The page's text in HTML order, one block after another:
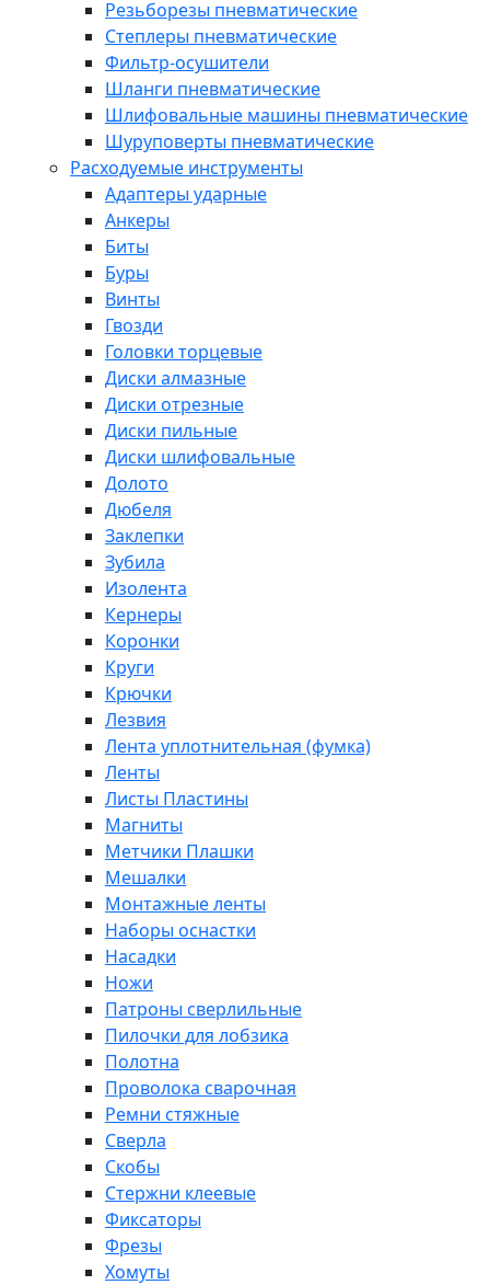
Резьборезы пневматические
Степлеры пневматические
Фильтр-осушители
Шланги пневматические
Шлифовальные машины пневматические
Шуруповерты пневматические
Расходуемые инструменты
Адаптеры ударные
Анкеры
Биты
Буры
Винты
Гвозди
Головки торцевые
Диски алмазные
Диски отрезные
Диски пильные
Диски шлифовальные
Долото
Дюбеля
Заклепки
Зубила
Изолента
Кернеры
Коронки
Круги
Крючки
Лезвия
Лента уплотнительная (фумка)
Ленты
Листы Пластины
Магниты
Метчики Плашки
Мешалки
Монтажные ленты
Наборы оснастки
Насадки
Ножи
Патроны сверлильные
Пилочки для лобзика
Полотна
Проволока сварочная
Ремни стяжные
Сверла
Скобы
Стержни клеевые
Фиксаторы
Фрезы
Хомуты